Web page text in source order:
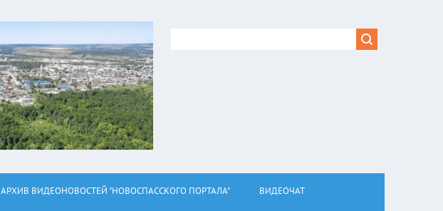
АРХИВ ВИДЕОНОВОСТЕЙ "НОВОСПАССКОГО ПОРТАЛА" ВИДЕОЧАТ